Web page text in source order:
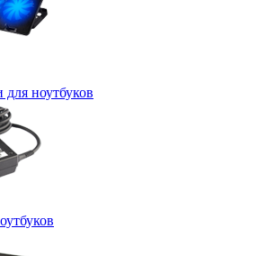
ноутбуков